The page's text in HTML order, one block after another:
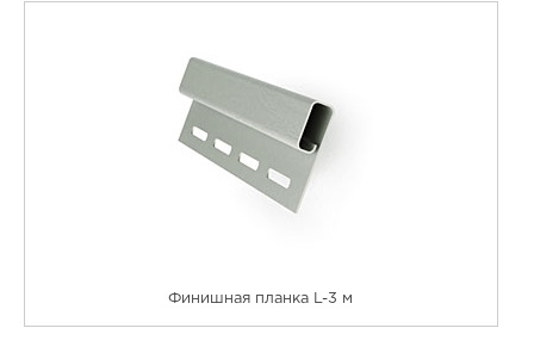
Финишная планка L-3 м